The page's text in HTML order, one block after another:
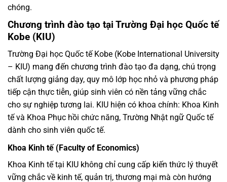
chóng.
Chương trình đào tạo tại Trường Đại học Quốc tế
Kobe (KIU)
Trường Đại học Quốc tế Kobe (Kobe International University
– KIU) mang đến chương trình đào tạo đa dạng, chú trọng
chất lượng giảng dạy, quy mô lớp học nhỏ và phương pháp
tiếp cận thực tiễn, giúp sinh viên có nền tảng vững chắc
cho sự nghiệp tương lai. KIU hiện có khoa chính: Khoa Kinh
tế và Khoa Phục hồi chức năng, Trường Nhật ngữ Quốc tế
dành cho sinh viên quốc tế.
Khoa Kinh tế (Faculty of Economics)
Khoa Kinh tế tại KIU không chỉ cung cấp kiến thức lý thuyết
vững chắc về kinh tế, quản trị, thương mại mà còn hướng